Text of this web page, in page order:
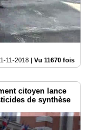
11-2018 | Vu 11670 fois
citoyen lance
de synthèse